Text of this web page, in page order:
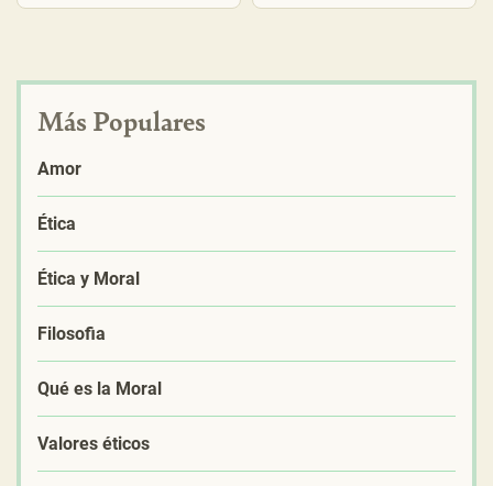
Más Populares
Amor
Ética
Ética y Moral
Filosofia
Qué es la Moral
Valores éticos